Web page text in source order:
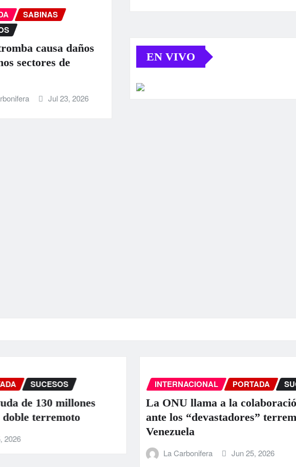
SABINAS
causa daños
sectores de
Jul 23, 2026
EN VIVO
SUCESOS
de 130 millones
terremoto
INTERNACIONAL PORTADA
La ONU llama a la colaboración
ante los “devastadores”
Venezuela
La Carbonifera Jun 25, 2026